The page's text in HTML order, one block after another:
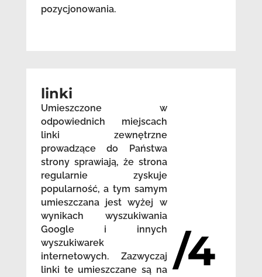
pozycjonowania.
linki
Umieszczone w
odpowiednich miejscach
linki zewnętrzne
prowadzące do Państwa
strony sprawiają, że strona
regularnie zyskuje
popularność, a tym samym
umieszczana jest wyżej w
wynikach wyszukiwania
Google i innych
wyszukiwarek
internetowych. Zazwyczaj
linki te umieszczane są na
/4